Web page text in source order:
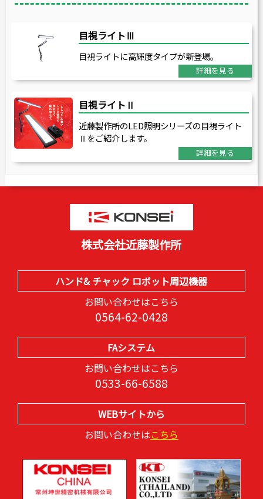
目視ライトⅢ
目視ライトに高輝度タイプが新登場。
詳細を見る
目視ライトⅡ
近藤製作所のLED照明シリーズの目視ライト
Ⅱをご紹介します。
詳細を見る
株式会社近藤製作所
ハンド& チャック ロボット周辺機器
お問い合わせはこちら
0564-62-0428
FAシステム
お問い合わせはこちら
0533-66-6588
WEBサイトから
お問い合わせはこちら